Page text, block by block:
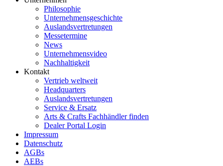
Philosophie
Unternehmensgeschichte
Auslandsvertretungen
Messetermine
News
Unternehmensvideo
Nachhaltigkeit
Kontakt
Vertrieb weltweit
Headquarters
Auslandsvertretungen
Service & Ersatz
Arts & Crafts Fachhändler finden
Dealer Portal Login
Impressum
Datenschutz
AGBs
AEBs